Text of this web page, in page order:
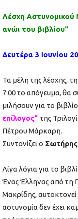
Λέσχη Αστυνομικού
ανώι του βιβλίου”
Δευτέρα 3 Ιουνίου
Τα μέλη της λέσχης,
7:00 το απόγευμα, θα
μιλήσουν για το βιβλίο
επίλογος” της
Πέτρου Μάρκαρη.
Συντονίζει ο Σωτήρης
Λίγα λόγια για το
Ένας Έλληνας από τη
Μακρίδης,
αστυνομία δεν έχει